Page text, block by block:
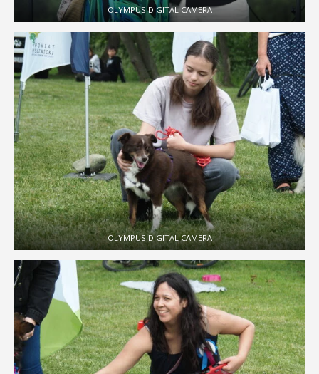
OLYMPUS DIGITAL CAMERA
OLYMPUS DIGITAL CAMERA